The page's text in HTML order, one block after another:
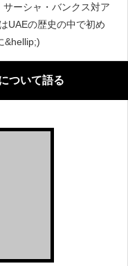
ーシャ・バンクス対ア
UAEの歴史の中で初め
&hellip;)
ついて語る